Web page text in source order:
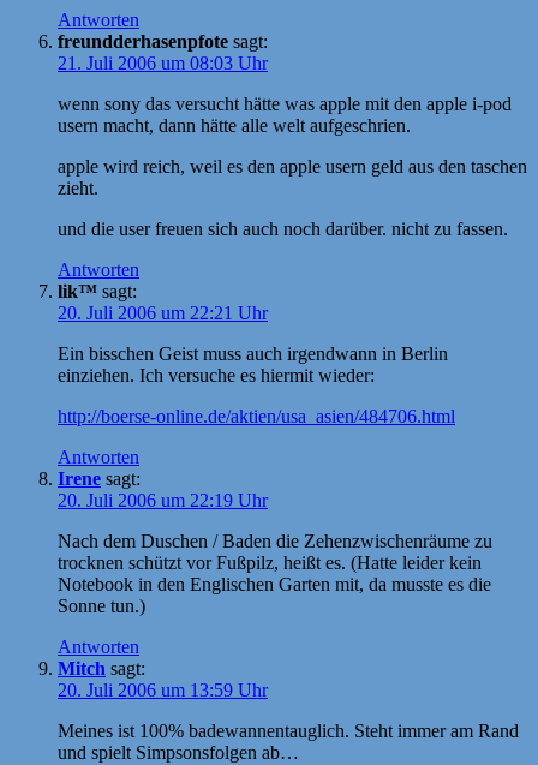
Antworten
freundderhasenpfote sagt:
21. Juli 2006 um 08:03 Uhr
wenn sony das versucht hätte was apple mit den apple i-pod
usern macht, dann hätte alle welt aufgeschrien.
apple wird reich, weil es den apple usern geld aus den taschen
zieht.
und die user freuen sich auch noch darüber. nicht zu fassen.
Antworten
lik™ sagt:
20. Juli 2006 um 22:21 Uhr
Ein bisschen Geist muss auch irgendwann in Berlin
einziehen. Ich versuche es hiermit wieder:
http://boerse-online.de/aktien/usa_asien/484706.html
Antworten
Irene sagt:
20. Juli 2006 um 22:19 Uhr
Nach dem Duschen / Baden die Zehenzwischenräume zu
trocknen schützt vor Fußpilz, heißt es. (Hatte leider kein
Notebook in den Englischen Garten mit, da musste es die
Sonne tun.)
Antworten
Mitch sagt:
20. Juli 2006 um 13:59 Uhr
Meines ist 100% badewannentauglich. Steht immer am Rand
und spielt Simpsonsfolgen ab…